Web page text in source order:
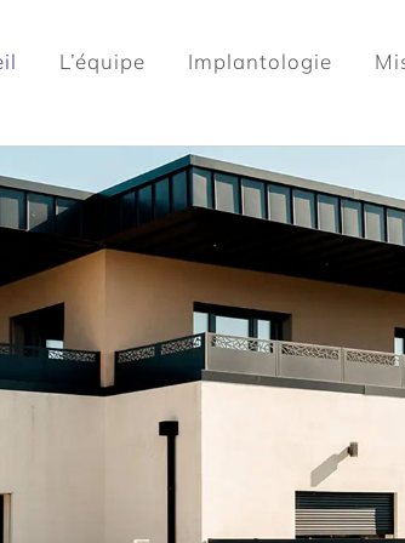
L’équipe Implantologie